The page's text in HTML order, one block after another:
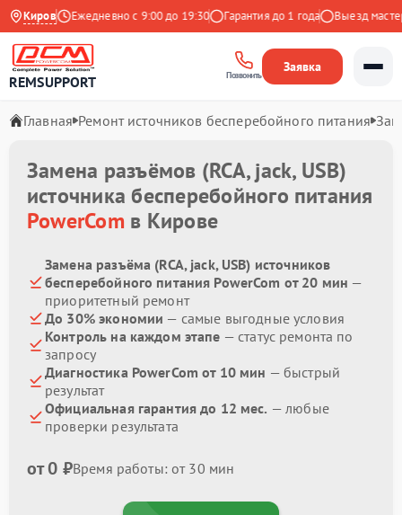
Киров
Яндекс Ежедневно с 9:00 до 19:30 Гарантия до 1 года Выезд мастера
REMSUPPORT Позвонить
Заявка
Главная Ремонт источников бесперебойного питания
Замена разъёмов (RCA, jack, USB)
источника бесперебойного питания
PowerComв Кирове
Замена разъёма (RCA, jack, USB) источников
бесперебойного питания PowerCom от 20 мин —
приоритетный ремонт
До 30% экономии — самые выгодные условия
Контроль на каждом этапе — статус ремонта по
запросу
Диагностика PowerCom от 10 мин — быстрый
результат
Официальная гарантия до 12 мес. — любые
проверки результата
от 0 ₽Время работы: от 30 мин